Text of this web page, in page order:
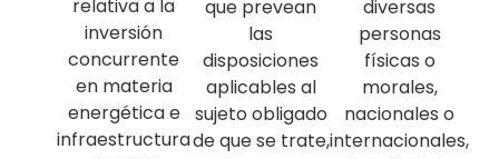
relativa a la
inversión
concurrente
en materia
energética e
infraestructura
que prevean
las
disposiciones
aplicables al
sujeto obligado
de que se trate,
diversas
personas
físicas o
morales,
nacionales o
internacionales,